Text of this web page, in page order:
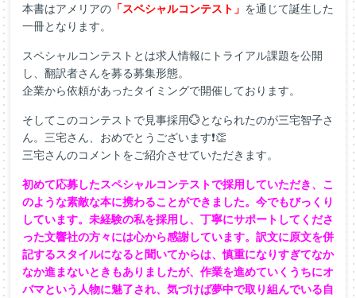
本書はアメリアの 「スペシャルコンテスト」 を通じて誕生した
一冊となります。
スペシャルコンテストとは求人情報にトライアル課題を公開
し、翻訳者さんを募る募集形態。
企業から依頼があったタイミングで開催しております。
そしてこのコンテストで見事採用💮となられたのが三宅智子さ
ん。三宅さん、おめでとうございます❗👏
三宅さんのコメントをご紹介させていただきます。
初めて応募したスペシャルコンテストで採用していただき、こ
のような素敵な本に携わることができました。今でもびっくり
しています。未経験の私を採用し、丁寧にサポートしてくださ
った文響社の方々には心から感謝しています。訳文に原文を併
記するスタイルになると聞いてからは、慎重になりすぎてなか
なか進まないときもありましたが、作業を進めていくうちにオ
バマという人物に魅了され、気づけば夢中で取り組んでいる自